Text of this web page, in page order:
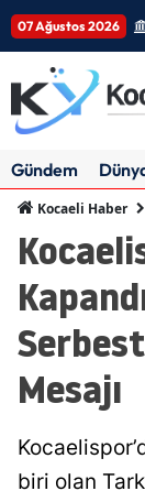
07 Ağustos 2026
Gündem
Kocaeli Haber
Mesajı
biri olan